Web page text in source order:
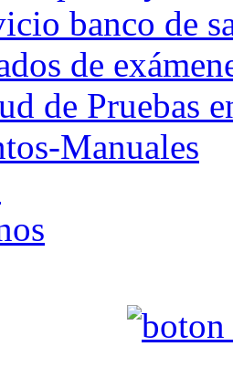
banco de
de
de Pruebas
Manuales